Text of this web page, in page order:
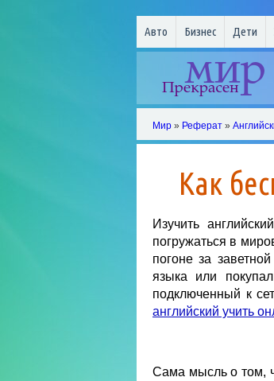
Авто Бизнес Дети
Мир » Реферат »
Как
Изучить
погружаться в
погоне за
языка или
подключенный к
английский учить
Сама мысль о том,